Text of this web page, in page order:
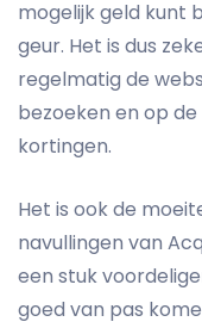
mogelijk geld kunt
geur. Het is dus
regelmatig de
bezoeken en op
kortingen.
Het is ook de
navullingen van
een stuk
goed van pas